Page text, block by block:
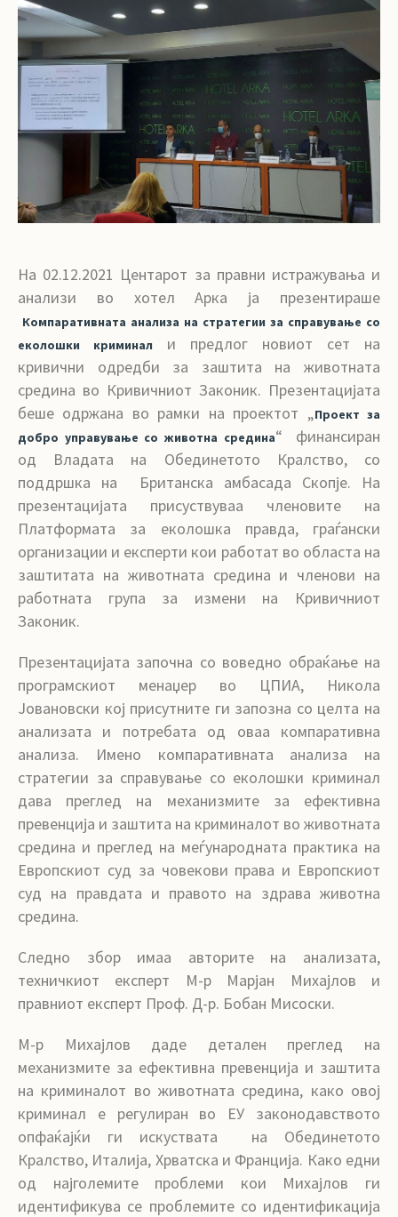
На 02.12.2021 Центарот за правни истражувања и
анализи во хотел Арка ја презентираше
Компаративната анализа на стратегии за справување со
еколошки криминал
и предлог новиот сет на
кривични одредби за заштита на животната
средина во Кривичниот Законик. Презентацијата
беше одржана во рамки на проектот „Проект за
добро управување со животна средина“ финансиран
од Владата на Обединетото Кралство, со
поддршка на Британска амбасада Скопје. На
презентацијата присуствуваа членовите на
Платформата за еколошка правда, граѓански
организации и експерти кои работат во областа на
заштитата на животната средина и членови на
работната група за измени на Кривичниот
Законик.
Презентацијата започна со воведно обраќање на
програмскиот менаџер во ЦПИА, Никола
Јовановски кој присутните ги запозна со целта на
анализата и потребата од оваа компаративна
анализа. Имено компаративната анализа на
стратегии за справување со еколошки криминал
дава преглед на механизмите за ефективна
превенција и заштита на криминалот во животната
средина и преглед на меѓународната практика на
Европскиот суд за човекови права и Европскиот
суд на правдата и правото на здрава животна
средина.
Следно збор имаа авторите на анализата,
техничкиот експерт М-р Марјан Михајлов и
правниот експерт Проф. Д-р. Бобан Мисоски.
М-р Михајлов даде детален преглед на
механизмите за ефективна превенција и заштита
на криминалот во животната средина, како овој
криминал е регулиран во ЕУ законодавството
опфаќајќи ги искуствата на Обединетото
Кралство, Италија, Хрватска и Франција. Како едни
од најголемите проблеми кои Михајлов ги
идентификува се проблемите со идентификација